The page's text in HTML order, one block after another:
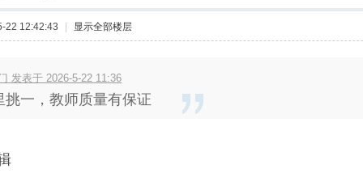
22 12:42:43 显示全部楼层
发表于 2026-5-22 11:36
挑一，教师质量有保证